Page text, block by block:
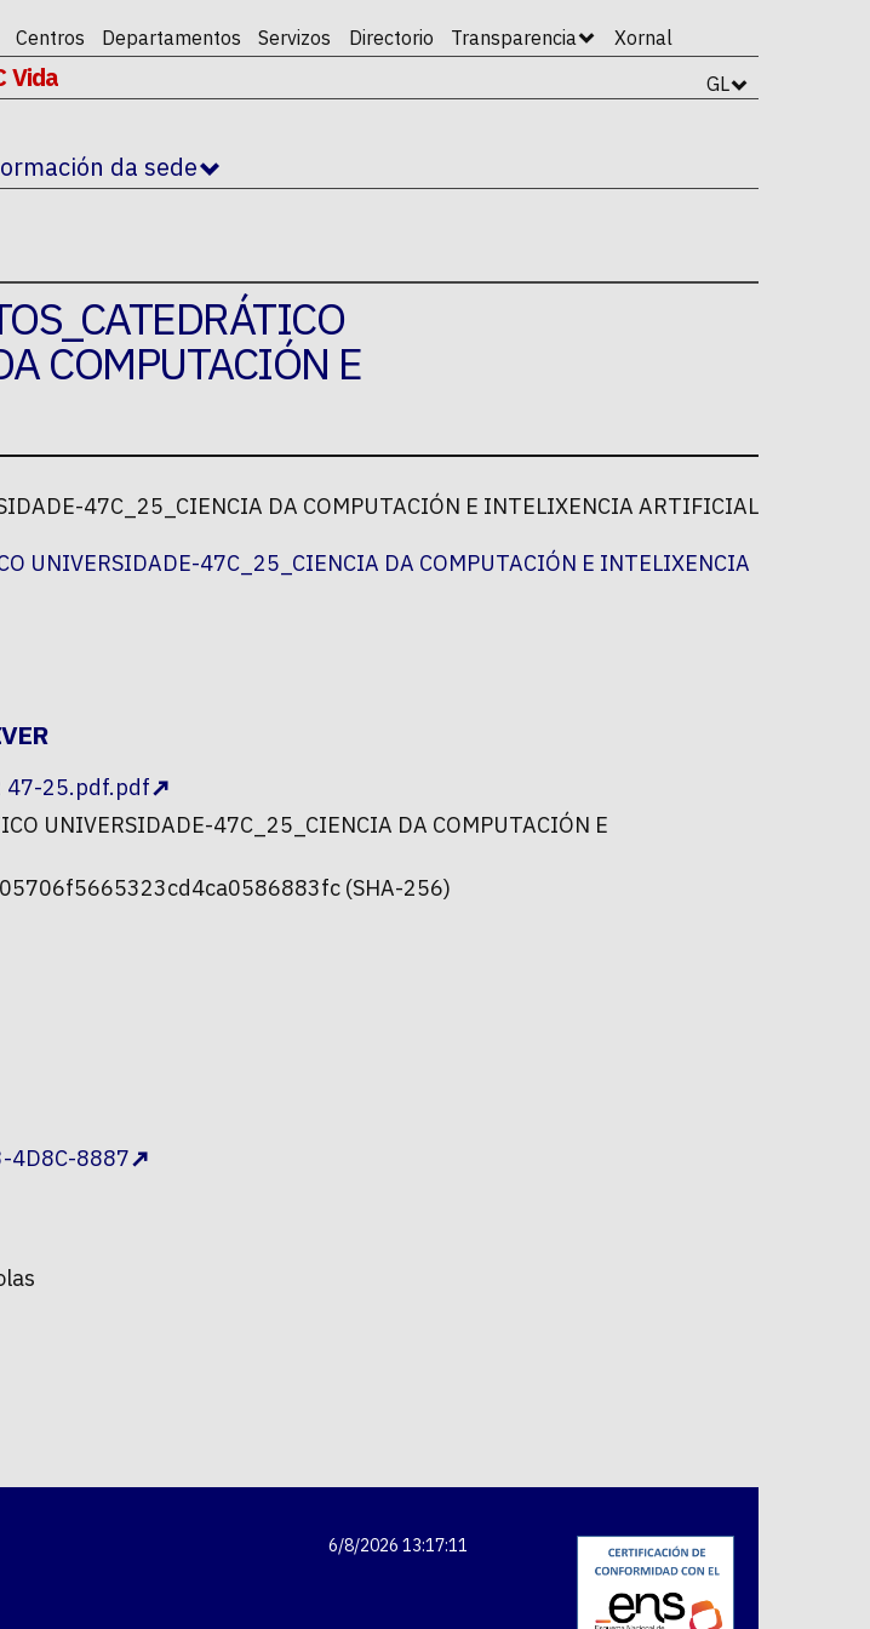
Centros Departamentos Servizos Directorio Transparencia Xornal
Vida
da sede
GL
COMPUTACIÓN E
47C_25_CIENCIA DA COMPUTACIÓN E INTELIXENCIA ARTIFICIAL
UNIVERSIDADE-47C_25_CIENCIA DA COMPUTACIÓN E INTELIXENCIA
47-25.pdf.pdf
UNIVERSIDADE-47C_25_CIENCIA DA COMPUTACIÓN E
(SHA-256)
4D8C-8887
6/8/2026 13:17:11